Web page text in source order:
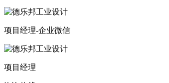
项目经理-企业微信
项目经理